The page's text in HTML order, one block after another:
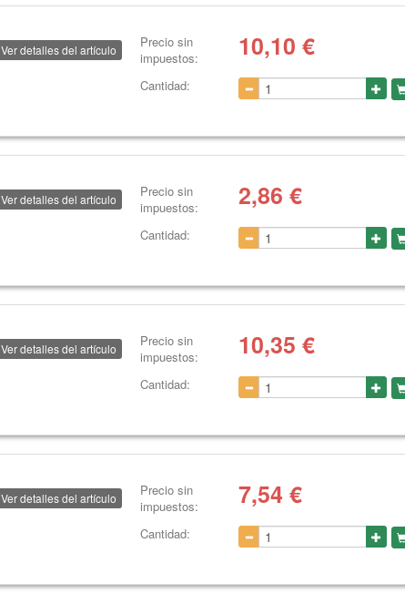
Ver detalles del artículo
Precio sin
impuestos:
10,10 €
Cantidad:
Ver detalles del artículo
Precio sin
impuestos:
2,86 €
Cantidad:
Ver detalles del artículo
Precio sin
impuestos:
10,35 €
Cantidad:
Ver detalles del artículo
Precio sin
impuestos:
7,54 €
Cantidad: